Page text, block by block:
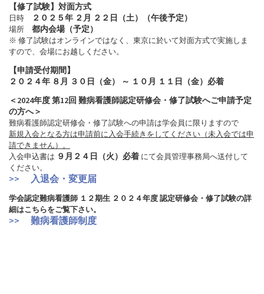
【修了試験】対面方式
日時 ２０２５年 ２月 ２２日（土）（午後予定）
場所 都内会場（予定）
※ 修了試験はオンラインではなく、東京に於いて対面方式で実施しま
すので、会場にお越しください。
【申請受付期間】
２０２４年 ８月 ３０日（金） ～ １０月 １１日（金）必着
＜2024年度 第12回 難病看護師認定研修会・修了試験へご申請予定
の方へ＞
難病看護師認定研修会・修了試験への申請は学会員に限りますので
新規入会となる方は申請前に入会手続きをしてください（未入会では申
請できません）。
入会申込書は ９月２４日（火）必着 にて会員管理事務局へ送付して
ください。
>> 入退会・変更届
学会認定難病看護師 １２期生 ２０２４年度 認定研修会・修了試験の詳
細はこちらをご覧下さい。
>> 難病看護師制度